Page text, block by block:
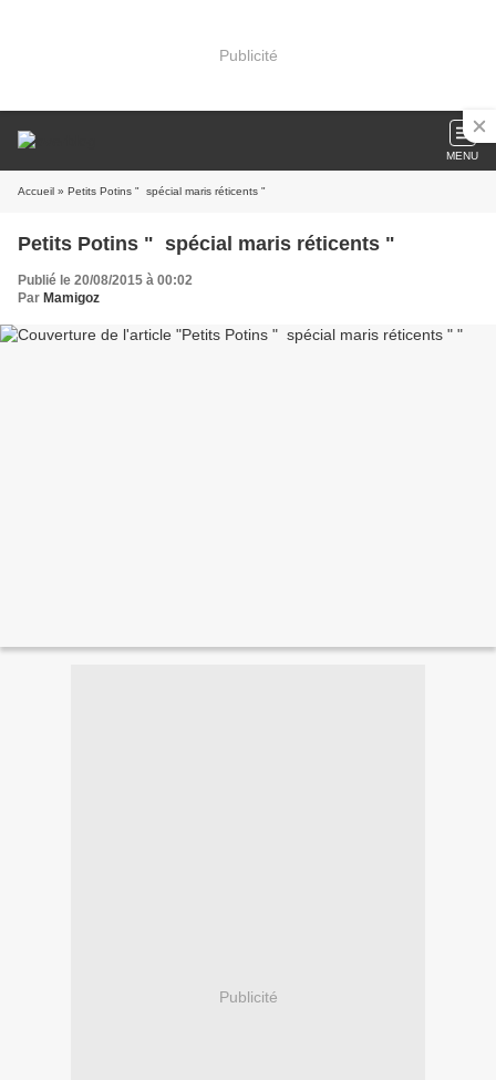
Publicité
MENU
Accueil » Petits Potins " spécial maris réticents "
Petits Potins " spécial maris réticents "
Publié le 20/08/2015 à 00:02
Par Mamigoz
Publicité